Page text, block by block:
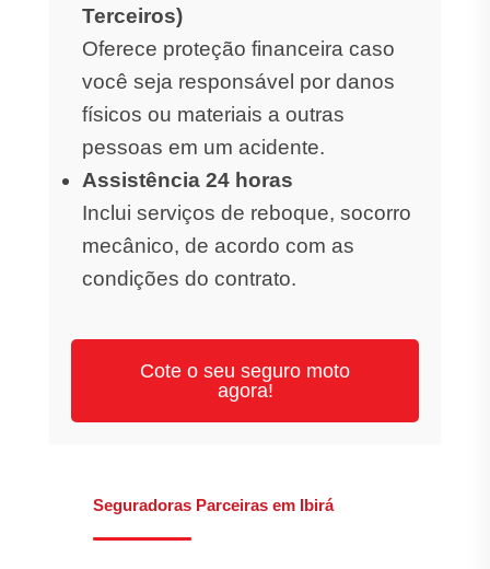
Terceiros)
Oferece proteção financeira caso
você seja responsável por danos
físicos ou materiais a outras
pessoas em um acidente.
Assistência 24 horas
Inclui serviços de reboque, socorro
mecânico, de acordo com as
condições do contrato.
Cote o seu seguro moto
agora!
Seguradoras Parceiras em Ibirá